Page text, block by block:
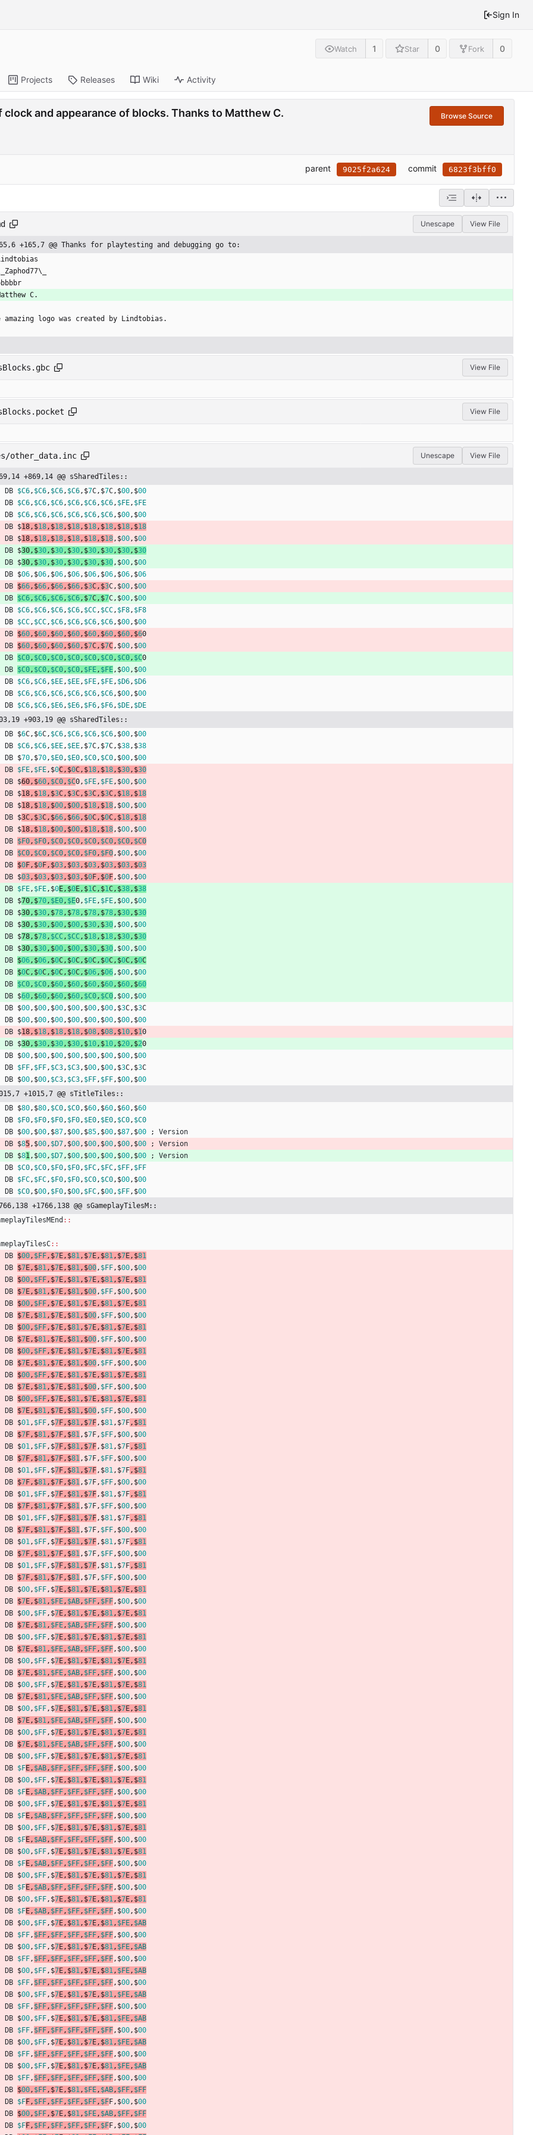
Sign In
Watch 1 Star 0 Fork 0
Projects Releases Wiki Activity
and appearance of blocks. Thanks to Matthew C. Browse Source
parent 9025f2a624 commit 6823f3bff0
Unescape View File
+165,7 @@ Thanks for playtesting and debugging go to:
C.
amazing logo was created by Lindtobias.
View File
View File
other_data.inc Unescape View File
+869,14 @@ sSharedTiles::
DB $C6, $C6, $C6, $C6, $7C, $7C, $00, $00
DB $C6, $C6, $C6, $C6, $C6, $C6, $FE, $FE
DB $C6, $C6, $C6, $C6, $C6, $C6, $00, $00
DB $18, $18, $18, $18, $18, $18, $18, $18
DB $18, $18, $18, $18, $18, $18, $00, $00
DB $30, $30, $30, $30, $30, $30, $30, $30
DB $30, $30, $30, $30, $30, $30, $00, $00
DB $06, $06, $06, $06, $06, $06, $06, $06
DB $66, $66, $66, $66, $3C, $3C, $00, $00
DB $C6, $C6, $C6, $C6, $7C, $7C, $00, $00
DB $C6, $C6, $C6, $C6, $CC, $CC, $F8, $F8
DB $CC, $CC, $C6, $C6, $C6, $C6, $00, $00
DB $60, $60, $60, $60, $60, $60, $60, $60
DB $60, $60, $60, $60, $7C, $7C, $00, $00
DB $C0, $C0, $C0, $C0, $C0, $C0, $C0, $C0
DB $C0, $C0, $C0, $C0, $FE, $FE, $00, $00
DB $C6, $C6, $EE, $EE, $FE, $FE, $D6, $D6
DB $C6, $C6, $C6, $C6, $C6, $C6, $00, $00
DB $C6, $C6, $E6, $E6, $F6, $F6, $DE, $DE
+903,19 @@ sSharedTiles::
DB $6C, $6C, $C6, $C6, $C6, $C6, $00, $00
DB $C6, $C6, $EE, $EE, $7C, $7C, $38, $38
DB $70, $70, $E0, $E0, $C0, $C0, $00, $00
DB $FE, $FE, $0C, $0C, $18, $18, $30, $30
DB $60, $60, $C0, $C0, $FE, $FE, $00, $00
DB $18, $18, $3C, $3C, $3C, $3C, $18, $18
DB $18, $18, $00, $00, $18, $18, $00, $00
DB $3C, $3C, $66, $66, $0C, $0C, $18, $18
DB $18, $18, $00, $00, $18, $18, $00, $00
DB $F0, $F0, $C0, $C0, $C0, $C0, $C0, $C0
DB $C0, $C0, $C0, $C0, $F0, $F0, $00, $00
DB $0F, $0F, $03, $03, $03, $03, $03, $03
DB $03, $03, $03, $03, $0F, $0F, $00, $00
DB $FE, $FE, $0E, $0E, $1C, $1C, $38, $38
DB $70, $70, $E0, $E0, $FE, $FE, $00, $00
DB $30, $30, $78, $78, $78, $78, $30, $30
DB $30, $30, $00, $00, $30, $30, $00, $00
DB $78, $78, $CC, $CC, $18, $18, $30, $30
DB $30, $30, $00, $00, $30, $30, $00, $00
DB $06, $06, $0C, $0C, $0C, $0C, $0C, $0C
DB $0C, $0C, $0C, $0C, $06, $06, $00, $00
DB $C0, $C0, $60, $60, $60, $60, $60, $60
DB $60, $60, $60, $60, $C0, $C0, $00, $00
DB $00, $00, $00, $00, $00, $00, $3C, $3C
DB $00, $00, $00, $00, $00, $00, $00, $00
DB $18, $18, $18, $18, $08, $08, $10, $10
DB $30, $30, $30, $30, $10, $10, $20, $20
DB $00, $00, $00, $00, $00, $00, $00, $00
DB $FF, $FF, $C3, $C3, $00, $00, $3C, $3C
DB $00, $00, $C3, $C3, $FF, $FF, $00, $00
+1015,7 @@ sTitleTiles::
DB $80, $80, $C0, $C0, $60, $60, $60, $60
DB $F0, $F0, $F0, $F0, $E0, $E0, $C0, $C0
DB $00, $00, $87, $00, $85, $00, $87, $00 ;
Version
DB $85, $00, $D7, $00, $00, $00, $00, $00 ;
Version
DB $81, $00, $D7, $00, $00, $00, $00, $00 ;
Version
DB $C0, $C0, $F0, $F0, $FC, $FC, $FF, $FF
DB $FC, $FC, $F0, $F0, $C0, $C0, $00, $00
DB $C0, $00, $F0, $00, $FC, $00, $FF, $00
+1766,138 @@ sGameplayTilesM::
::
::
DB $00, $FF, $7E, $81, $7E, $81, $7E, $81
DB $7E, $81, $7E, $81, $00, $FF, $00, $00
DB $00, $FF, $7E, $81, $7E, $81, $7E, $81
DB $7E, $81, $7E, $81, $00, $FF, $00, $00
DB $00, $FF, $7E, $81, $7E, $81, $7E, $81
DB $7E, $81, $7E, $81, $00, $FF, $00, $00
DB $00, $FF, $7E, $81, $7E, $81, $7E, $81
DB $7E, $81, $7E, $81, $00, $FF, $00, $00
DB $00, $FF, $7E, $81, $7E, $81, $7E, $81
DB $7E, $81, $7E, $81, $00, $FF, $00, $00
DB $00, $FF, $7E, $81, $7E, $81, $7E, $81
DB $7E, $81, $7E, $81, $00, $FF, $00, $00
DB $00, $FF, $7E, $81, $7E, $81, $7E, $81
DB $7E, $81, $7E, $81, $00, $FF, $00, $00
DB $01, $FF, $7F, $81, $7F, $81, $7F, $81
DB $7F, $81, $7F, $81, $7F, $FF, $00, $00
DB $01, $FF, $7F, $81, $7F, $81, $7F, $81
DB $7F, $81, $7F, $81, $7F, $FF, $00, $00
DB $01, $FF, $7F, $81, $7F, $81, $7F, $81
DB $7F, $81, $7F, $81, $7F, $FF, $00, $00
DB $01, $FF, $7F, $81, $7F, $81, $7F, $81
DB $7F, $81, $7F, $81, $7F, $FF, $00, $00
DB $01, $FF, $7F, $81, $7F, $81, $7F, $81
DB $7F, $81, $7F, $81, $7F, $FF, $00, $00
DB $01, $FF, $7F, $81, $7F, $81, $7F, $81
DB $7F, $81, $7F, $81, $7F, $FF, $00, $00
DB $01, $FF, $7F, $81, $7F, $81, $7F, $81
DB $7F, $81, $7F, $81, $7F, $FF, $00, $00
DB $00, $FF, $7E, $81, $7E, $81, $7E, $81
DB $7E, $81, $FE, $AB, $FF, $FF, $00, $00
DB $00, $FF, $7E, $81, $7E, $81, $7E, $81
DB $7E, $81, $FE, $AB, $FF, $FF, $00, $00
DB $00, $FF, $7E, $81, $7E, $81, $7E, $81
DB $7E, $81, $FE, $AB, $FF, $FF, $00, $00
DB $00, $FF, $7E, $81, $7E, $81, $7E, $81
DB $7E, $81, $FE, $AB, $FF, $FF, $00, $00
DB $00, $FF, $7E, $81, $7E, $81, $7E, $81
DB $7E, $81, $FE, $AB, $FF, $FF, $00, $00
DB $00, $FF, $7E, $81, $7E, $81, $7E, $81
DB $7E, $81, $FE, $AB, $FF, $FF, $00, $00
DB $00, $FF, $7E, $81, $7E, $81, $7E, $81
DB $7E, $81, $FE, $AB, $FF, $FF, $00, $00
DB $00, $FF, $7E, $81, $7E, $81, $7E, $81
DB $FE, $AB, $FF, $FF, $FF, $FF, $00, $00
DB $00, $FF, $7E, $81, $7E, $81, $7E, $81
DB $FE, $AB, $FF, $FF, $FF, $FF, $00, $00
DB $00, $FF, $7E, $81, $7E, $81, $7E, $81
DB $FE, $AB, $FF, $FF, $FF, $FF, $00, $00
DB $00, $FF, $7E, $81, $7E, $81, $7E, $81
DB $FE, $AB, $FF, $FF, $FF, $FF, $00, $00
DB $00, $FF, $7E, $81, $7E, $81, $7E, $81
DB $FE, $AB, $FF, $FF, $FF, $FF, $00, $00
DB $00, $FF, $7E, $81, $7E, $81, $7E, $81
DB $FE, $AB, $FF, $FF, $FF, $FF, $00, $00
DB $00, $FF, $7E, $81, $7E, $81, $7E, $81
DB $FE, $AB, $FF, $FF, $FF, $FF, $00, $00
DB $00, $FF, $7E, $81, $7E, $81, $FE, $AB
DB $FF, $FF, $FF, $FF, $FF, $FF, $00, $00
DB $00, $FF, $7E, $81, $7E, $81, $FE, $AB
DB $FF, $FF, $FF, $FF, $FF, $FF, $00, $00
DB $00, $FF, $7E, $81, $7E, $81, $FE, $AB
DB $FF, $FF, $FF, $FF, $FF, $FF, $00, $00
DB $00, $FF, $7E, $81, $7E, $81, $FE, $AB
DB $FF, $FF, $FF, $FF, $FF, $FF, $00, $00
DB $00, $FF, $7E, $81, $7E, $81, $FE, $AB
DB $FF, $FF, $FF, $FF, $FF, $FF, $00, $00
DB $00, $FF, $7E, $81, $7E, $81, $FE, $AB
DB $FF, $FF, $FF, $FF, $FF, $FF, $00, $00
DB $00, $FF, $7E, $81, $7E, $81, $FE, $AB
DB $FF, $FF, $FF, $FF, $FF, $FF, $00, $00
DB $00, $FF, $7E, $81, $FE, $AB, $FF, $FF
DB $FF, $FF, $FF, $FF, $FF, $FF, $00, $00
DB $00, $FF, $7E, $81, $FE, $AB, $FF, $FF
DB $FF, $FF, $FF, $FF, $FF, $FF, $00, $00